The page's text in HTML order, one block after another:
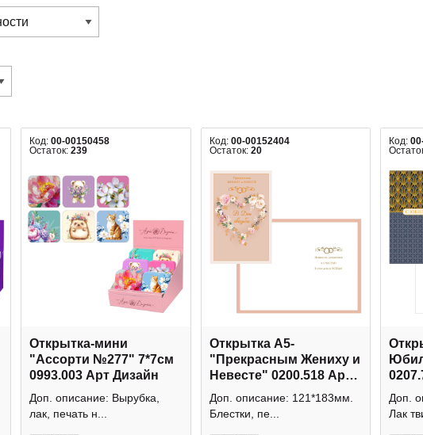
Код:00-00150458
Остаток:239
Открытка-мини
"Ассорти №277" 7*7см
0993.003 Арт Дизайн
Доп. описание: Вырубка,
лак, печать н...
Код: 00-00152404
Остаток: 20
Открытка А5-
"Прекрасным Жениху и
Невесте" 0200.518 Арт
Дизайн
Доп. описание: 121*183мм.
Блестки, пе...
Код:
Доп.
Лак